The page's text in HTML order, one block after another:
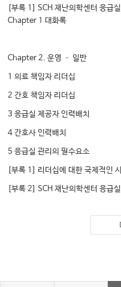
[부록 1] SCH 재난의학센터 응급
Chapter 1 대화록
Chapter 2. 운영 – 일반
1 의료 책임자 리더십
2 간호 책임자 리더십
3 응급실 제공자 인력배치
4 간호사 인력배치
5 응급실 관리의 필수요소
[부록 1] 리더십에 대한 국제적인
[부록 2] SCH 재난의학센터 응급